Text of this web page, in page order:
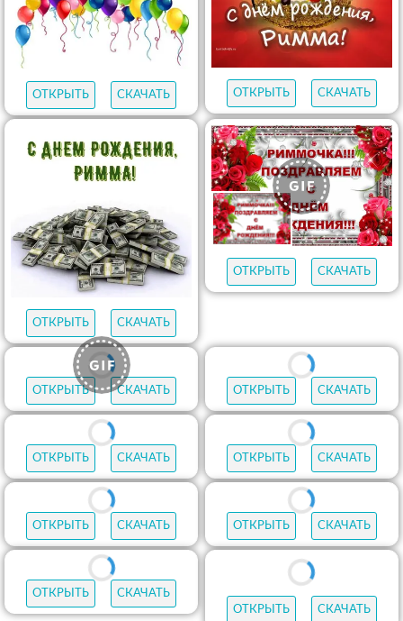
ОТКРЫТЬ СКАЧАТЬ ОТКРЫТЬ СКАЧАТЬ
ОТКРЫТЬ СКАЧАТЬ
ОТКРЫТЬ СКАЧАТЬ